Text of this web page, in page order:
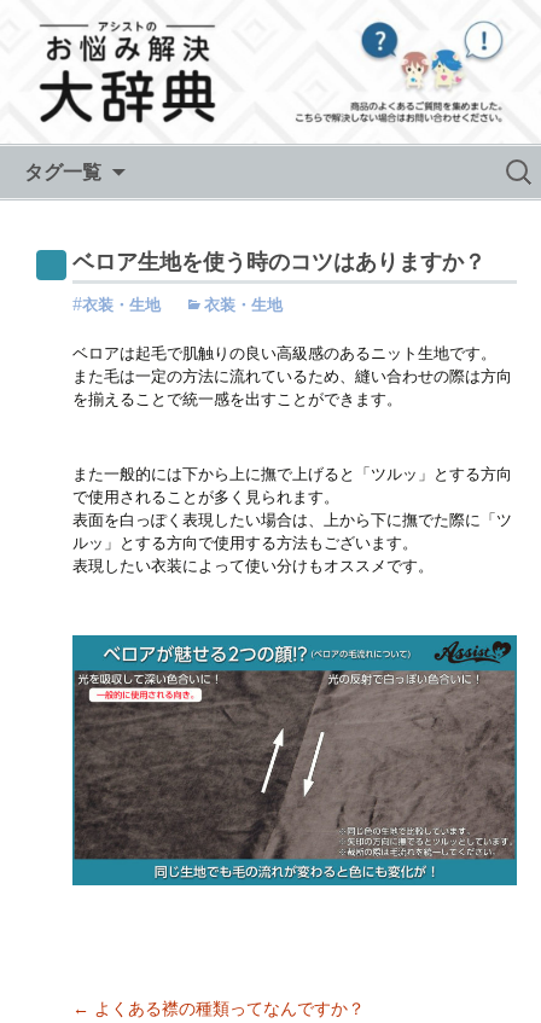
タグ一覧
検
ベロア生地を使う時のコツはありますか？
衣装・生地 衣装・生地
ベロアは起毛で肌触りの良い高級感のあるニット生地です。
また毛は一定の方法に流れているため、縫い合わせの際は方向
を揃えることで統一感を出すことができます。
また一般的には下から上に撫で上げると「ツルッ」とする方向
で使用されることが多く見られます。
表面を白っぽく表現したい場合は、上から下に撫でた際に「ツ
ルッ」とする方向で使用する方法もございます。
表現したい衣装によって使い分けもオススメです。
← よくある襟の種類ってなんですか？